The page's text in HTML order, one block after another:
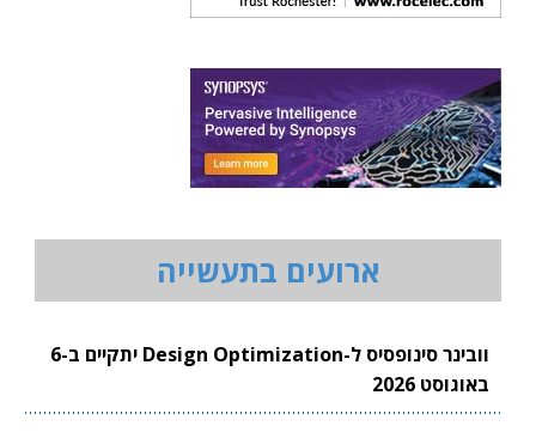
ארועים בתעשייה
וובינר סינופסיס ל-Design Optimization יתקיים ב-6
באוגוסט 2026